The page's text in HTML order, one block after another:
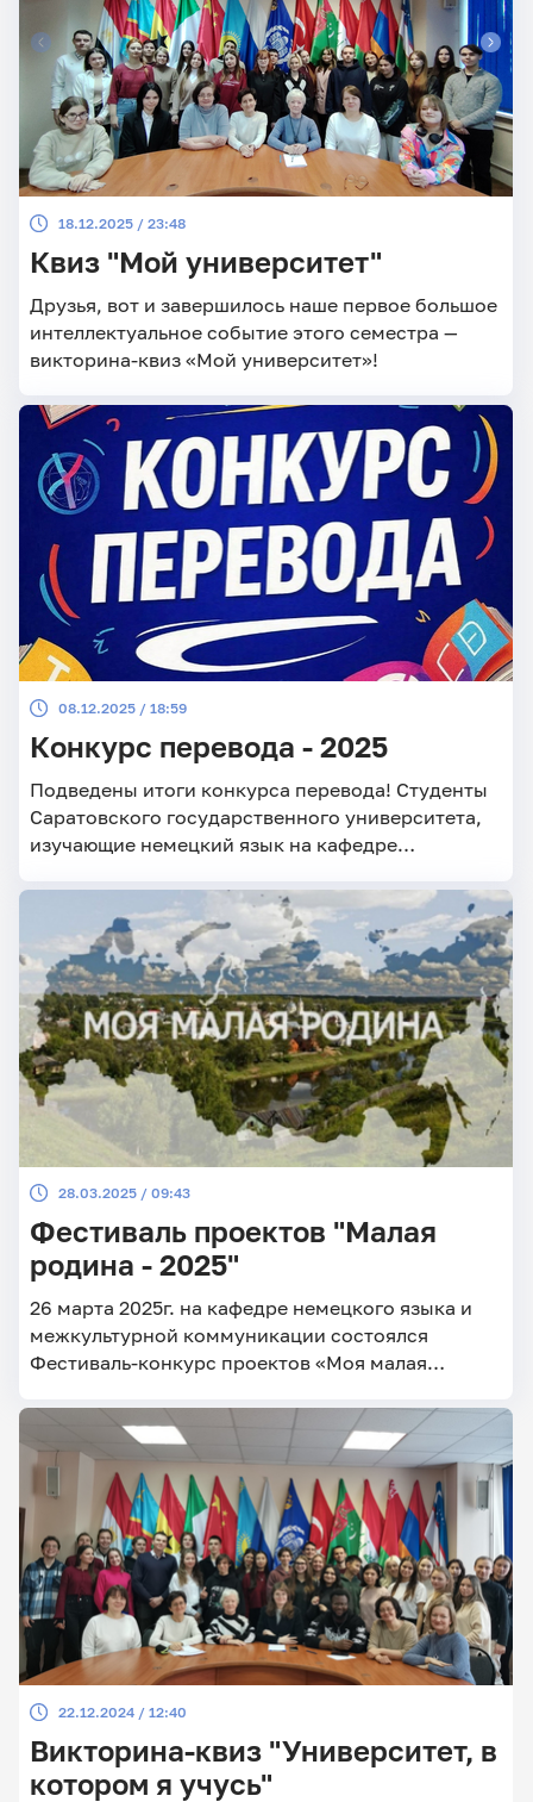
18.12.2025 / 23:48
Квиз "Мой университет"
Друзья, вот и завершилось наше первое большое
интеллектуальное событие этого семестра —
викторина-квиз «Мой университет»!
08.12.2025 / 18:59
Конкурс перевода - 2025
Подведены итоги конкурса перевода! Студенты
Саратовского государственного университета,
изучающие немецкий язык на кафедре
коммуникации, в течение ноября участвовали в
конкурсе, проводимом кафедрой. Текст, с
которым работали участники, рассказывал о
важности изучения немецкого языка, его
актуальности в научных исследованиях и
академической среде.
28.03.2025 / 09:43
Фестиваль проектов "Малая
родина - 2025"
26 марта 2025г. на кафедре немецкого языка и
межкультурной коммуникации состоялся
Фестиваль-конкурс проектов «Моя малая
22.12.2024 / 12:40
Викторина-квиз "Университет, в
котором я учусь"